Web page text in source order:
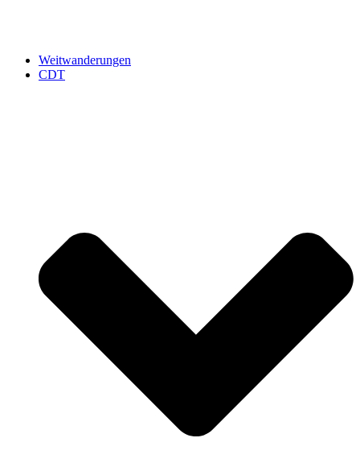
Weitwanderungen
CDT